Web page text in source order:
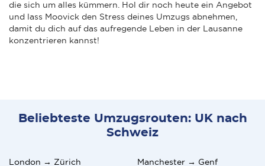
die sich um alles kümmern. Hol dir noch heute ein Angebot
und lass Moovick den Stress deines Umzugs abnehmen,
damit du dich auf das aufregende Leben in der Lausanne
konzentrieren kannst!
Beliebteste Umzugsrouten: UK nach
Schweiz
London → Zürich Manchester → Genf